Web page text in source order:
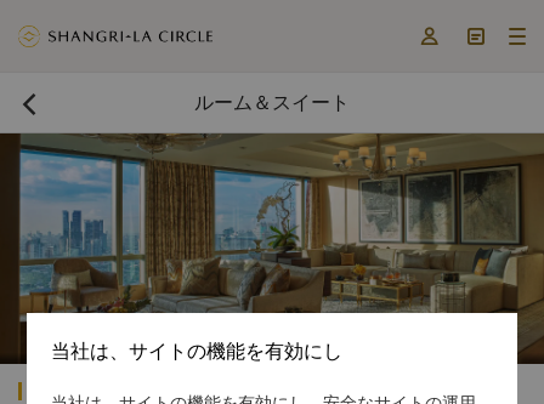
  
 ルーム＆スイート
シャングリ・ラ ザ・フォート マニラ
当社は、サイトの機能を有効にし